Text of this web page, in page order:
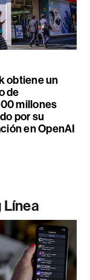
obtiene un
de
millones
por su
en OpenAI
Línea